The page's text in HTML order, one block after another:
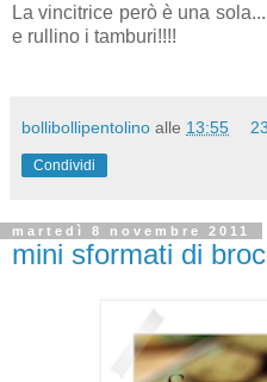
La vincitrice però è una
e rullino i tamburi!!!!
bollibollipentolino alle 13:55
Condividi
martedì 8 novembre 2011
mini sformati di